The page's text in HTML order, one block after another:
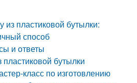
из пластиковой бутылки:
способ
и ответы
пластиковой бутылки
класс по изготовлению